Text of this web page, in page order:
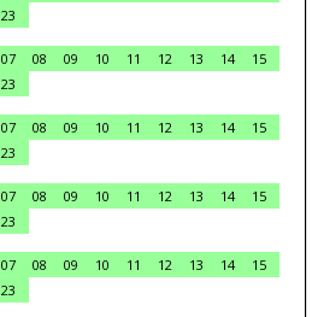
23
07 08 09 10 11 12 13 14
15
23
07 08 09 10 11 12 13 14
15
23
07 08 09 10 11 12 13 14
15
23
07 08 09 10 11 12 13 14
15
23